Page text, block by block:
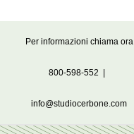
Per informazioni chiama ora
800-598-552
info@studiocerbone.com